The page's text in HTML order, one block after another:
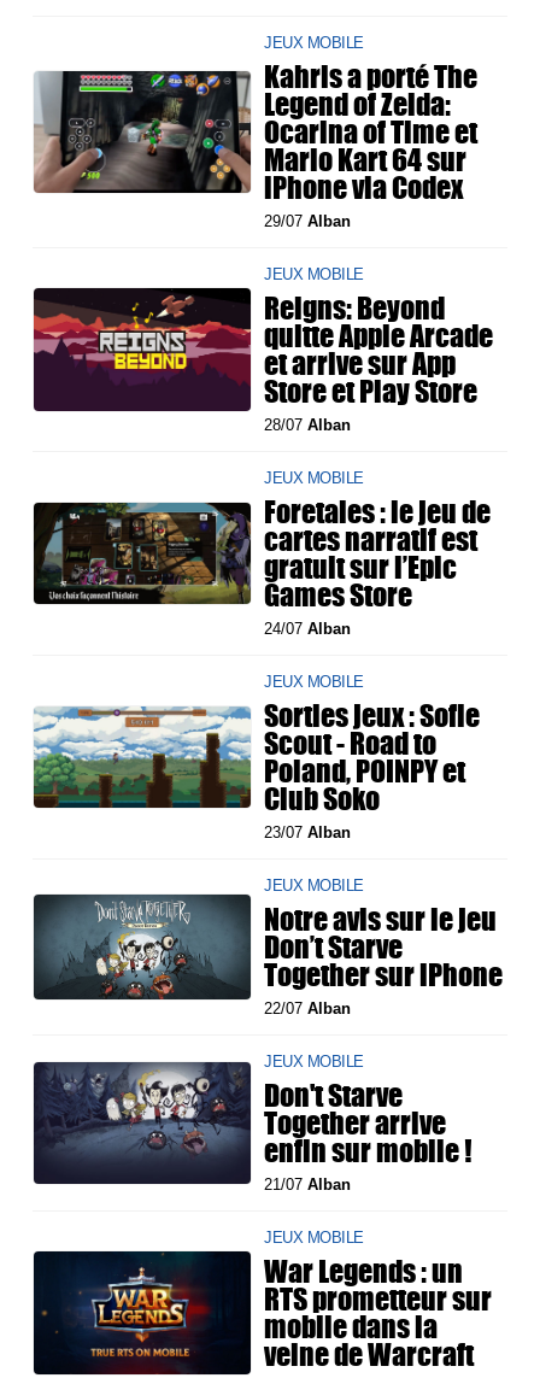
JEUX MOBILE
Kahris a porté The
Legend of Zelda:
Ocarina of Time et
Mario Kart 64 sur
iPhone via Codex
29/07Alban
JEUX MOBILE
Reigns: Beyond
quitte Apple Arcade
et arrive sur App
Store et Play Store
28/07Alban
JEUX MOBILE
Foretales : le jeu de
cartes narratif est
gratuit sur l’Epic
Games Store
24/07Alban
JEUX MOBILE
Sorties jeux : Sofie
Scout - Road to
Poland, POINPY et
Club Soko
23/07Alban
JEUX MOBILE
Notre avis sur le jeu
Don’t Starve
Together sur iPhone
22/07Alban
JEUX MOBILE
Don't Starve
Together arrive
enfin sur mobile !
21/07Alban
JEUX MOBILE
War Legends : un
RTS prometteur sur
mobile dans la
veine de Warcraft